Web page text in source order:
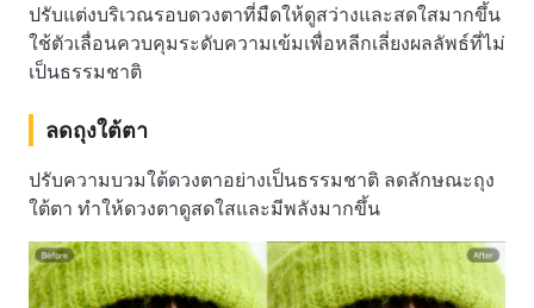
ปรับแต่งบริเวณรอบดวงตาที่มืดให้ดูสว่างและสดใสมากขึ้น
ใช้ตัวเลื่อนควบคุมระดับความเข้มเพื่อหลีกเลี่ยงผลลัพธ์ที่ไม่
เป็นธรรมชาติ
ลดถุงใต้ตา
ปรับความบวมใต้ดวงตาอย่างเป็นธรรมชาติ ลดลักษณะถุง
ใต้ตา ทำให้ดวงตาดูสดใสและมีพลังมากขึ้น